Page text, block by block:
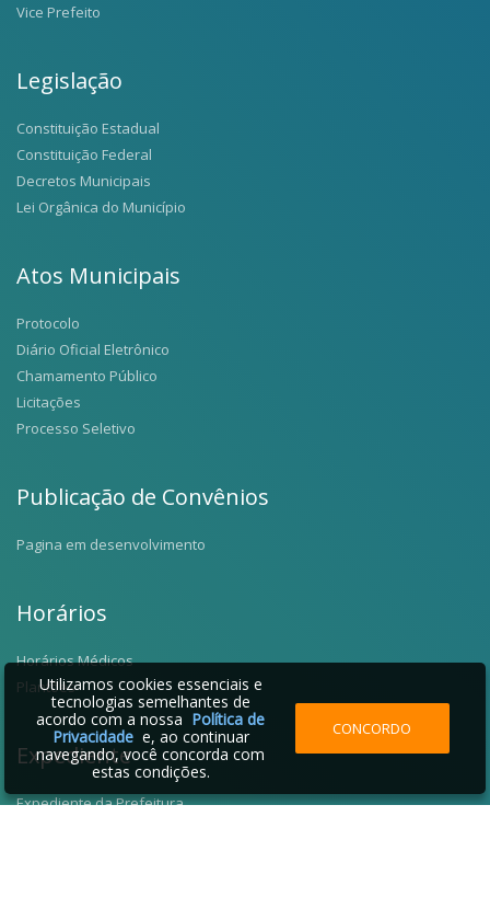
Vice Prefeito
Legislação
Constituição Estadual
Constituição Federal
Decretos Municipais
Lei Orgânica do Município
Atos Municipais
Protocolo
Diário Oficial Eletrônico
Chamamento Público
Licitações
Processo Seletivo
Publicação de Convênios
Pagina em desenvolvimento
Horários
Horários Médicos
Plantões
Expediente
Expediente da Prefeitura
Utilizamos cookies essenciais e
tecnologias semelhantes de
acordo com a nossa Política de
Privacidadee, ao continuar
navegando, você concorda com
estas condições.
CONCORDO